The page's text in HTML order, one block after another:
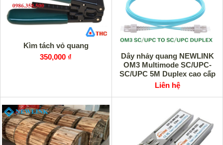
Kìm tách vỏ quang
350,000 ₫
Dây nhảy quang NEWLINK
OM3 Multimode SC/UPC-
SC/UPC 5M Duplex cao cấp
Liên hệ